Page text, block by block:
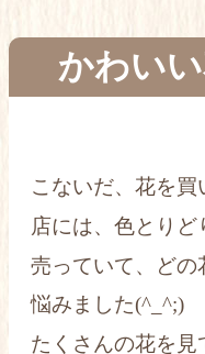
かわいい
こないだ、花を買
店には、色とりど
売っていて、どの
悩みました(^_^;)
たくさんの花を見